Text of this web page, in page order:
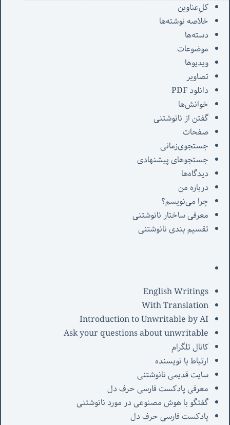
کل‌ِعناوین
خلاصه نوشته‌ها
دسته‌ها
موضوعات
ویدیوها
تصاویر
دانلود PDF
خوانش‌ها
گفتن از نانوشتنی
صفحات
جستجوی‌زمانی
جستجوهای پیشنهادی
دیدگاه‌ها
درباره من
چرا می‌نویسم؟
معرفی‌ ساختار نانوشتنی
تقسیم بندی نانوشتنی
English Writings
With Translation
Introduction to Unwritable by AI
Ask your questions about unwritable
کانال تلگرام
ارتباط با نویسنده
سایت قدیمی نانوشتنی
معرفی پادکست فارسی حرف دل
گفتگو با هوش مصنوعی در مورد نانوشتنی
پادکست فارسی حرف دل